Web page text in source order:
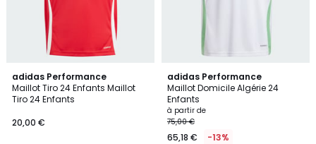
adidas Performance
Maillot Tiro 24 Enfants Maillot
Tiro 24 Enfants
20,00 €
5
/
5
adidas Performance
Maillot Domicile Algérie 24
Enfants
à partir de
75,00 €
65,18 € -13%
4,9
/ 5